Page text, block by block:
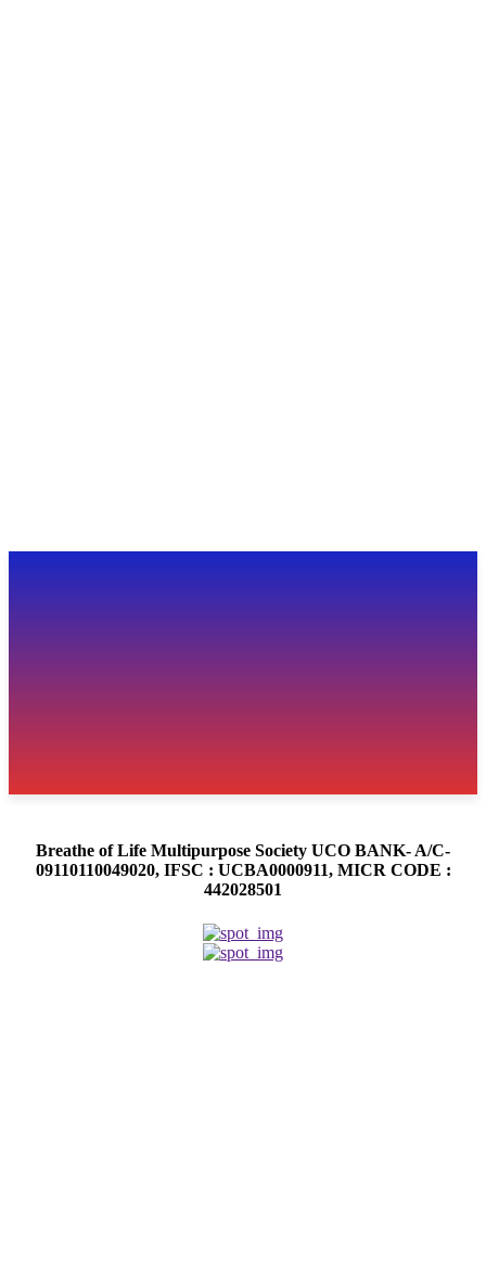
Breathe of Life Multipurpose Society UCO BANK- A/C-
09110110049020, IFSC : UCBA0000911, MICR CODE :
442028501